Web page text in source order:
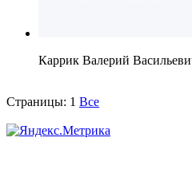
Каррик Валерий
Страницы: 1 Все